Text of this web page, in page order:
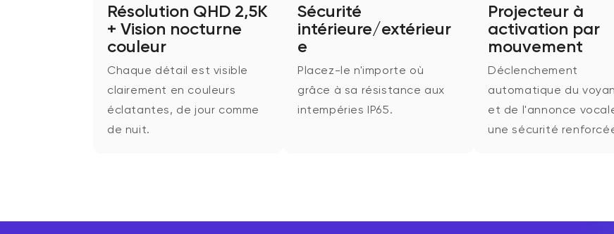
Résolution QHD 2,5K
+ Vision nocturne
couleur
Chaque détail est visible
clairement en couleurs
éclatantes, de jour comme
de nuit.
Sécurité
intérieure/extérieur
e
Placez-le n'importe où
grâce à sa résistance aux
intempéries IP65.
Projecteur à
activation par
mouvement
Déclenchement
automatique du
et de l'annonce
une sécurité